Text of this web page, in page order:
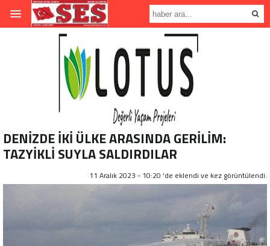
DENİZDE İKİ ÜLKE ARASINDA GERİLİM:
TAZYİKLİ SUYLA SALDIRDILAR
11 Aralık 2023 - 10:20 'de eklendi ve kez görüntülendi.